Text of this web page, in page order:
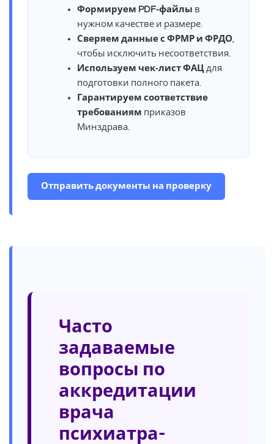
Формируем PDF‑файлы в
нужном качестве и размере.
Сверяем данные с ФРМР и ФРДО
чтобы исключить несоответствия.
Используем чек‑лист ФАЦ для
подготовки полного пакета.
Гарантируем соответствие
требованиям приказов
Минздрава.
Отправить документы на проверку
Часто
задаваемые
вопросы по
аккредитации
врача
психиатра-